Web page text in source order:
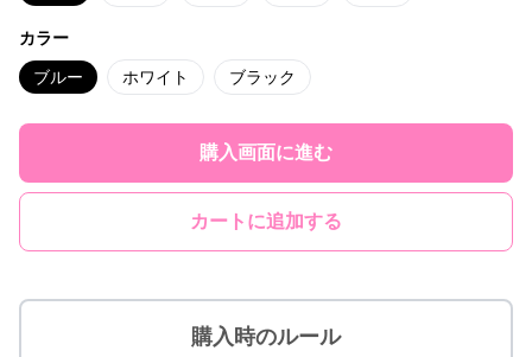
カラー
ブルー ホワイト ブラック
購入画面に進む
カートに追加する
購入時のルール